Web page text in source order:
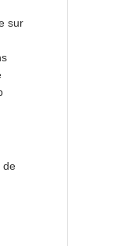
sur
de